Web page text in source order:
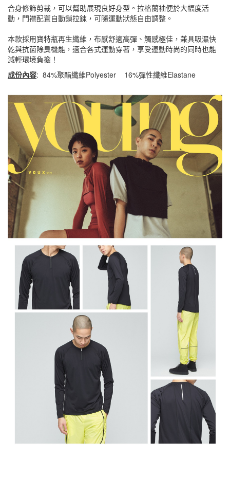
合身修飾剪裁，可以幫助展現良好身型。拉格蘭袖便於大幅度活
動，門襟配置自動鎖拉鍊，可隨運動狀態自由調整。
本款採用寶特瓶再生纖維，布感舒適高彈、觸感極佳，兼具吸濕快
乾與抗菌除臭機能，適合各式運動穿著，享受運動時尚的同時也能
減輕環境負擔！
成份內容: 84%聚酯纖維Polyester 16%彈性纖維Elastane